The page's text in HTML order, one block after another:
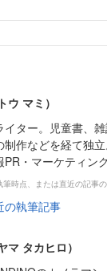
ウ マミ）
イター。児童書、
制作などを経て独
PR・マーケティン
時点、または直近の記事
の執筆記事
マ タカヒロ）